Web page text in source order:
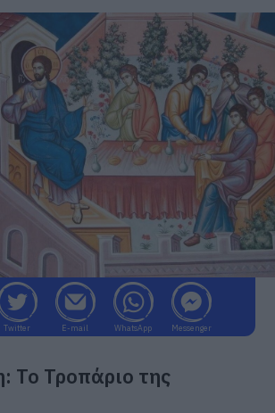
Twitter E-mail WhatsApp Messenger
Το Τροπάριο της